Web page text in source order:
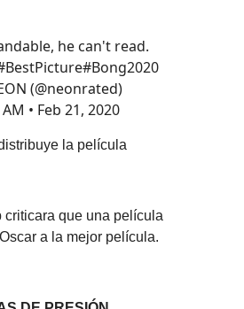
he can't read.
#Bong2020
(@neonrated)
• Feb 21, 2020
la película
criticara que una película
a la mejor película.